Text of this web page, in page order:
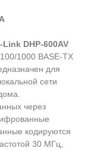
DHP-600AV
1000 BASE-TX
для
сети
через
кодируются
30 МГц,